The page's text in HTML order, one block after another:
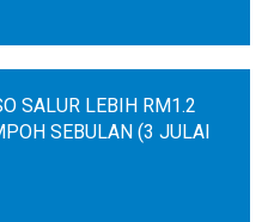
SALUR LEBIH RM1.2
SEBULAN (3 JULAI